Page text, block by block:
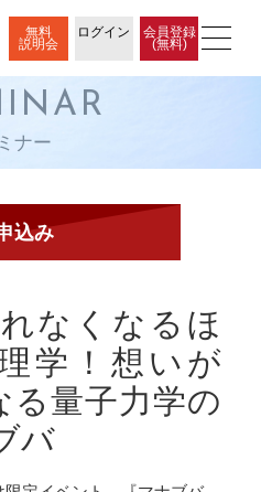
無料
説明会
ログイン
会員登録
(無料)
ナー
れなくなるほ
学！想いが
る量子力学の
バ